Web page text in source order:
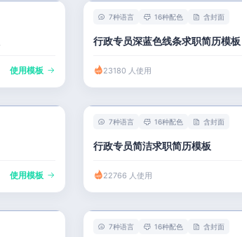
使用模板
7种语言 16种配色 含封面
行政专员深蓝色线条求职简历模板
23180 人使用
使用模板
7种语言 16种配色 含封面
行政专员简洁求职简历模板
22766 人使用
7种语言 16种配色 含封面